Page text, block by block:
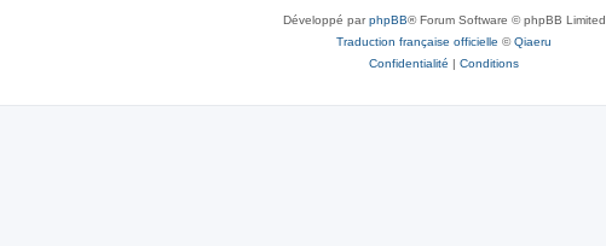
Développé parphpBB® Forum Software © phpBB Limited
Traduction française officielle ©Qiaeru
Confidentialité | Conditions